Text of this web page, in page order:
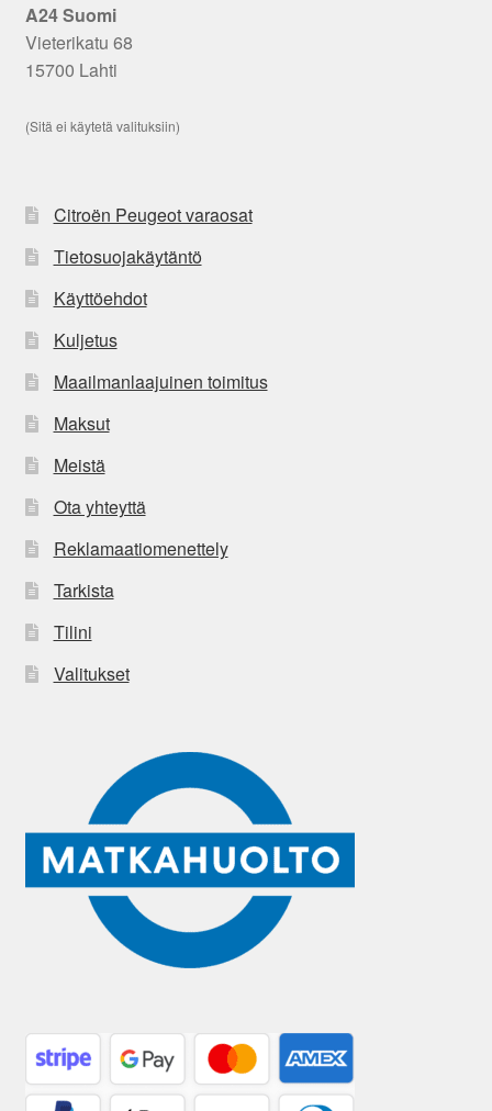
A24 Suomi
Vieterikatu 68
15700 Lahti
(Sitä ei käytetä valituksiin)
Citroën Peugeot varaosat
Tietosuojakäytäntö
Käyttöehdot
Kuljetus
Maailmanlaajuinen toimitus
Maksut
Meistä
Ota yhteyttä
Reklamaatiomenettely
Tarkista
Tilini
Valitukset